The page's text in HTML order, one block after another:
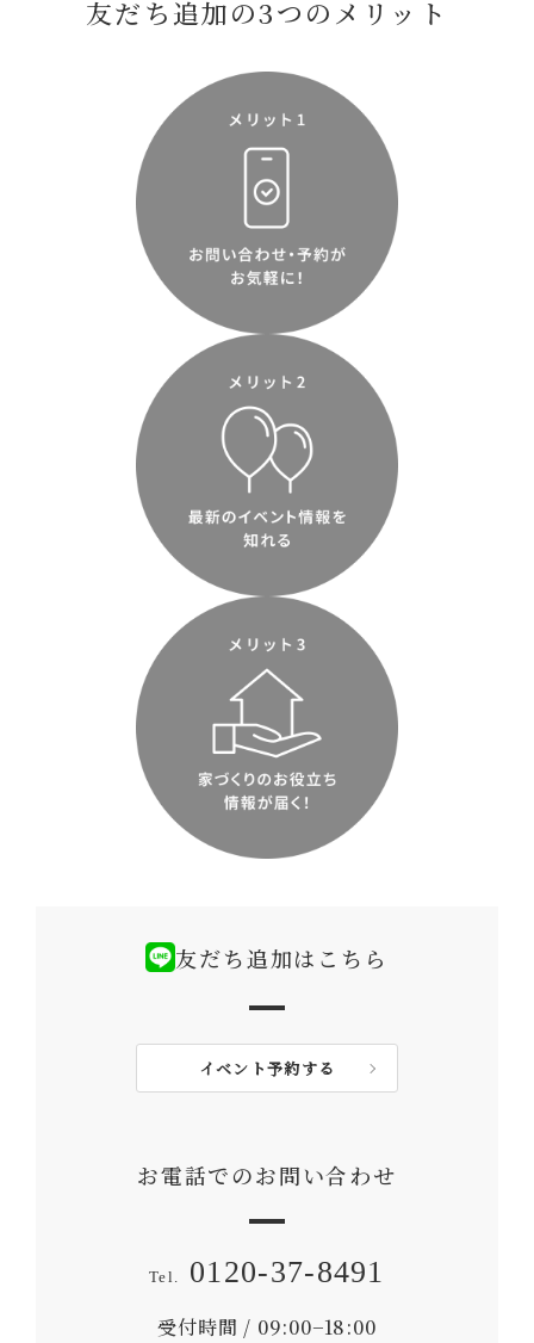
友だち追加の3つのメリット
友だち追加はこちら
イベント予約する
お電話でのお問い合わせ
0120-37-8491
受付時間 / 09:00−18:00